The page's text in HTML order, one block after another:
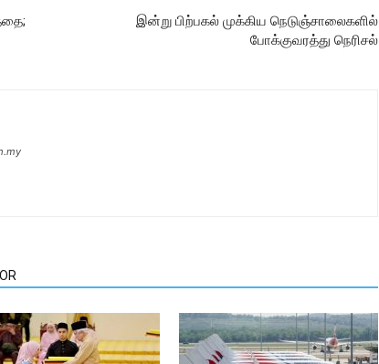
இன்று பிற்பகல் முக்கிய நெடுஞ்சாலைகளில்
போக்குவரத்து நெரிசல்